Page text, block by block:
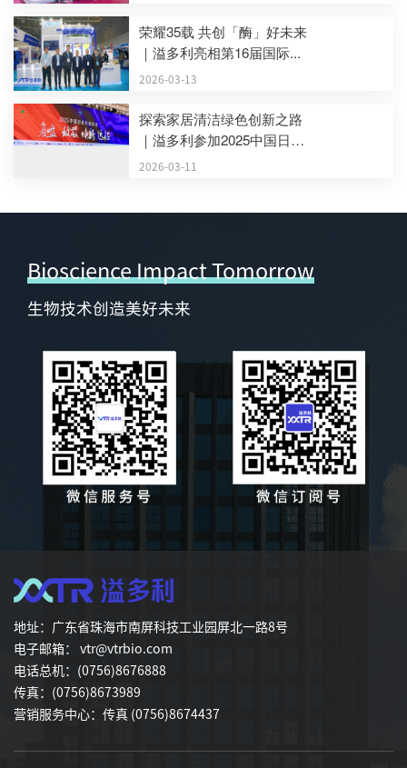
荣耀35载 共创「酶」好未来
｜溢多利亮相第16届国际...
2026-03-13
探索家居清洁绿色创新之路
｜溢多利参加2025中国日
化...
2026-03-11
Bioscience Impact Tomorrow
生物技术创造美好未来
地址：广东省珠海市南屏科技工业园屏北一路8号
电子邮箱： vtr@vtrbio.com
电话总机：(0756)8676888
传真：(0756)8673989
营销服务中心：传真 (0756)8674437